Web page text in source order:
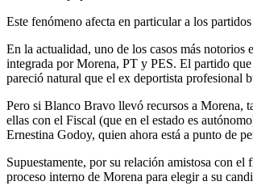
Este fenómeno afecta en particular a los
En la actualidad, uno de los casos más
integrada por Morena, PT y PES. El partido
pareció natural que el ex deportista profesional
Pero si Blanco Bravo llevó recursos a Morena,
ellas con el Fiscal (que en el estado es
Ernestina Godoy, quien ahora está a punto de
Supuestamente, por su relación amistosa con
proceso interno de Morena para elegir a su